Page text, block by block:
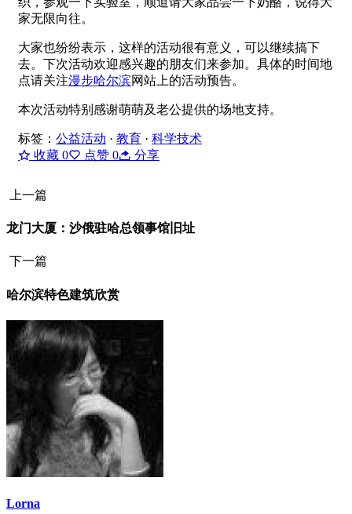
家无限向往。
大家也纷纷表示，这样的活动很有意义，可以继续搞下
去。下次活动欢迎感兴趣的朋友们来参加。具体的时间地
点请关注漫步哈尔滨网站上的活动预告。
本次活动特别感谢萌萌及老公提供的场地支持。
标签： 公益活动 · 教育 · 科学技术
收藏 0 点赞 0 分享
上一篇
龙门大厦：沙俄驻哈总领事馆旧址
下一篇
哈尔滨特色建筑欣赏
Lorna